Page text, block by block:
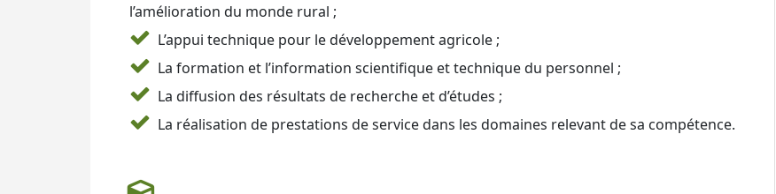
l’amélioration du monde rural ;
L’appui technique pour le développement agricole ;
La formation et l’information scientifique et technique du personnel ;
La diffusion des résultats de recherche et d’études ;
La réalisation de prestations de service dans les domaines relevant de sa compétence.